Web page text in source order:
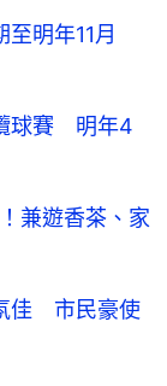
至明年11月
球賽 明年4
兼遊香茶、家
佳 市民豪使